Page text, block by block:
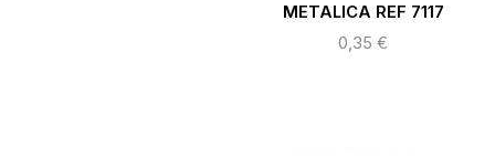
METALICA REF 7117
0,35 €